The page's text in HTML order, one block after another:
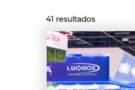
41 resultados